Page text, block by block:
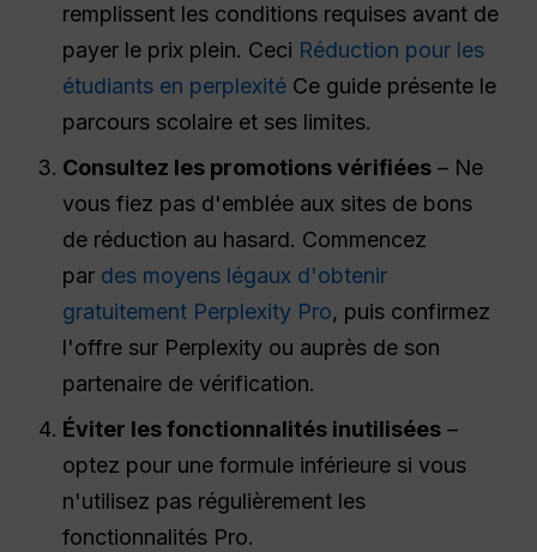
remplissent les conditions requises avant de
payer le prix plein. Ceci Réduction pour les
étudiants en perplexité Ce guide présente le
parcours scolaire et ses limites.
Consultez les promotions vérifiées – Ne
vous fiez pas d'emblée aux sites de bons
de réduction au hasard. Commencez
par des moyens légaux d'obtenir
gratuitement Perplexity Pro, puis confirmez
l'offre sur Perplexity ou auprès de son
partenaire de vérification.
Éviter les fonctionnalités inutilisées –
optez pour une formule inférieure si vous
n'utilisez pas régulièrement les
fonctionnalités Pro.